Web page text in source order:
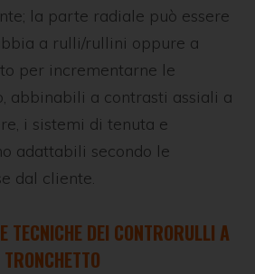
la parte radiale può essere
a rulli/rullini oppure a
per incrementarne le
abbinabili a contrasti assiali a
i sistemi di tenuta e
adattabili secondo le
dal cliente.
TECNICHE DEI CONTRORULLI A
TRONCHETTO